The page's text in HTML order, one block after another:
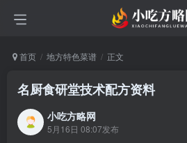
首页 地方特色菜谱 正文
名厨食研堂技术配方资料
小吃方略网
5月16日 08:07发布